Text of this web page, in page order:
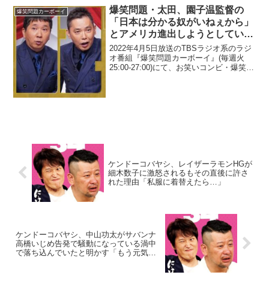
爆笑問題カーボーイ
爆笑問題・太田、園子温監督の
「日本は分かる奴がいねぇから」
とアメリカ進出しようとしていた
時に苦言を呈したと明かす「それ
はお前の独りよがりだよ」
2022年4月5日放送のTBSラジオ系のラジ
オ番組『爆笑問題カーボーイ』(毎週火
25:00-27:00)にて、お笑いコンビ・爆笑問
ケンドーコバヤシ、レイザーラモンHGが
細木数子に激怒されるもその直後に許さ
れた理由「私服に着替えたら…」
ケンドーコバヤシ、中山功太がサバンナ
高橋いじめ告発で騒動になっている渦中
で落ち込んでいたと明かす「もう元気な